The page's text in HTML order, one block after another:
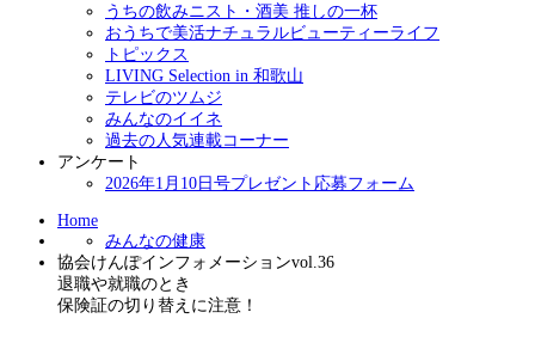
うちの飲みニスト・酒美 推しの一杯
おうちで美活ナチュラルビューティーライフ
トピックス
LIVING Selection in 和歌山
テレビのツムジ
みんなのイイネ
過去の人気連載コーナー
アンケート
2026年1月10日号プレゼント応募フォーム
Home
みんなの健康
協会けんぽインフォメーションvol.36
退職や就職のとき
保険証の切り替えに注意！